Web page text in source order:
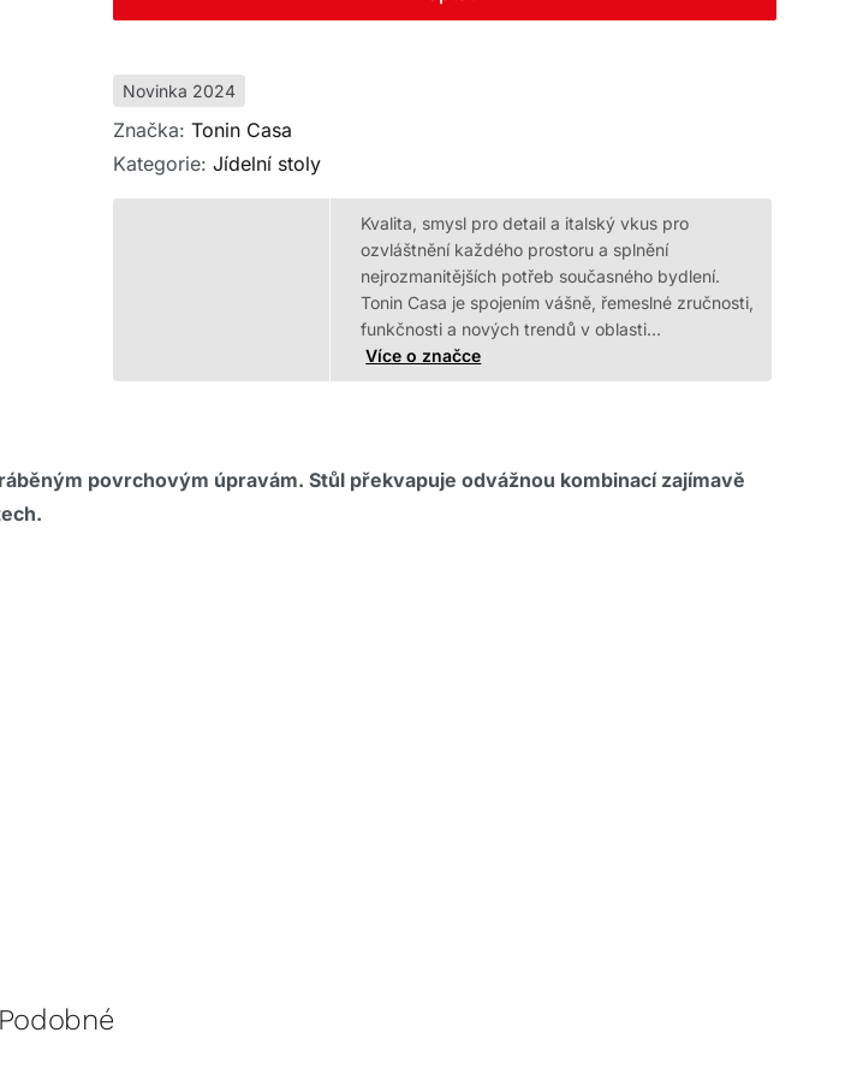
Novinka 2024
Značka: Tonin Casa
Kategorie: Jídelní stoly
Kvalita, smysl pro detail a italský vkus pro
ozvláštnění každého prostoru a splnění
nejrozmanitějších potřeb současného bydlení.
Tonin Casa je spojením vášně, řemeslné zručnosti,
funkčnosti a nových trendů v oblasti…
Více o značce
povrchovým úpravám. Stůl překvapuje odvážnou kombinací zajímavě
Podobné